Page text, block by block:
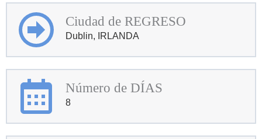
Ciudad de REGRESO
Dublin, IRLANDA
Número de DÍAS
8